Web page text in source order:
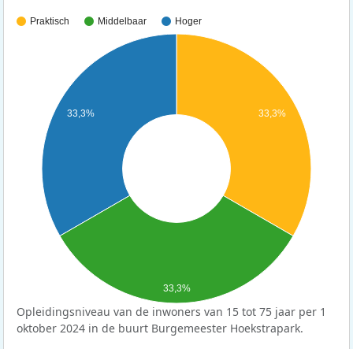
Praktisch Middelbaar Hoger
33,3%
33,3%
33,3%
Opleidingsniveau van de inwoners van 15 tot 75 jaar per 1
oktober 2024 in de buurt Burgemeester Hoekstrapark.